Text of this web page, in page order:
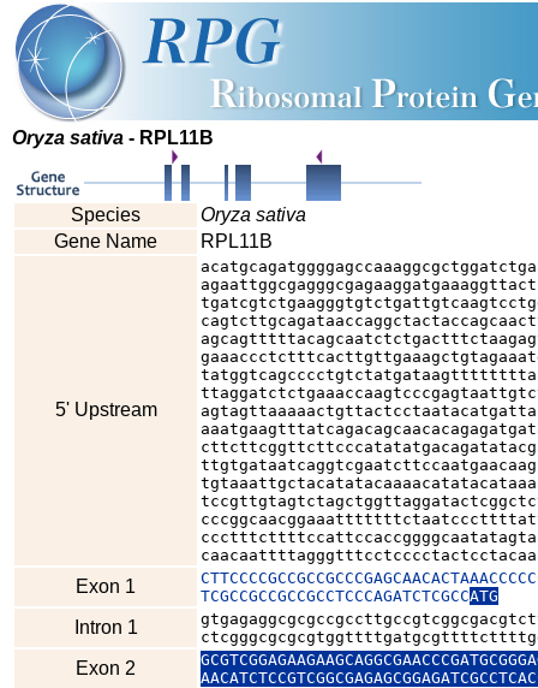
Oryza sativa - RPL11B
Species
Oryza sativa
Gene Name
RPL11B
5' Upstream
Exon 1
TCGCCGCCGCCGCCTCCCAGATCTCGCCATG
Intron 1
Exon 2